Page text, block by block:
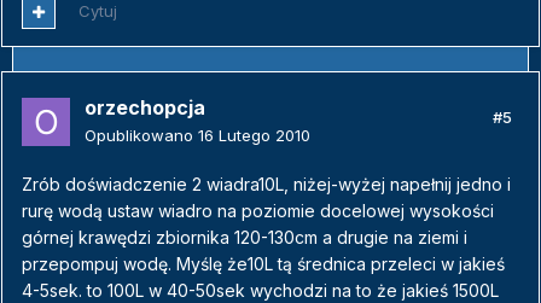
Cytuj
orzechopcja
Opublikowano 16 Lutego 2010
#5
Zrób doświadczenie 2 wiadra10L, niżej-wyżej napełnij jedno i
rurę wodą ustaw wiadro na poziomie docelowej wysokości
górnej krawędzi zbiornika 120-130cm a drugie na ziemi i
przepompuj wodę. Myślę że10L tą średnica przeleci w jakieś
4-5sek. to 100L w 40-50sek wychodzi na to że jakieś 1500L